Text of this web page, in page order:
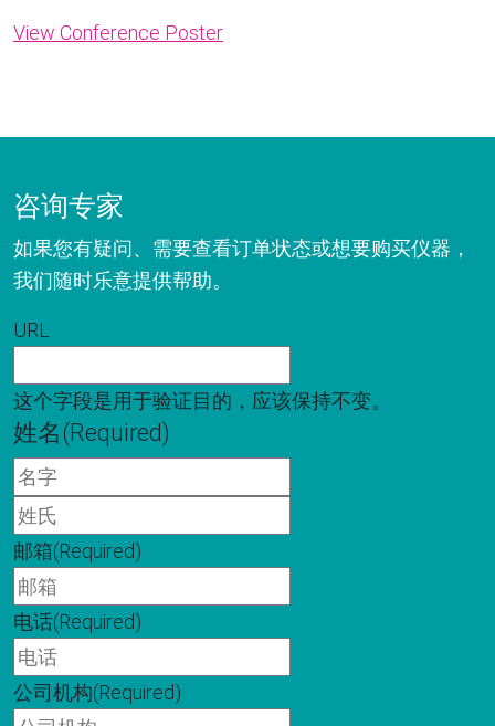
View Conference Poster
咨询专家
如果您有疑问、需要查看订单状态或想要购买仪器，
我们随时乐意提供帮助。
URL
这个字段是用于验证目的，应该保持不变。
姓名(Required)
邮箱(Required)
电话(Required)
公司机构(Required)